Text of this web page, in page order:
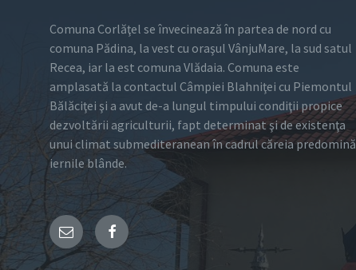
Comuna Corlăţel se învecinează în partea de nord cu
comuna Pădina, la vest cu oraşul VânjuMare, la sud satul
Recea, iar la est comuna Vlădaia. Comuna este
amplasată la contactul Câmpiei Blahniţei cu Piemontul
Bălăciţei şi a avut de-a lungul timpului condiţii propice
dezvoltării agriculturii, fapt determinat şi de existenţa
unui climat submediteranean în cadrul căreia predomină
iernile blânde.
Email Facebook